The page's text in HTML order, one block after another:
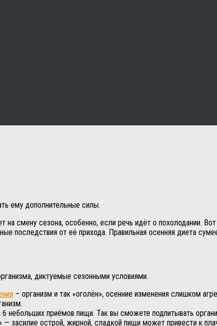
ему дополнительные силы.
на смену сезона, особенно, если речь идёт о похолодании.
последствия от её прихода. Правильная осенняя диета
диктуемые сезонными условиями.
– организм и так «оголён», осенние изменения слишком
небольших приёмов пищи. Так вы сможете подпитывать
засилие острой, жирной, сладкой пищи может привести к